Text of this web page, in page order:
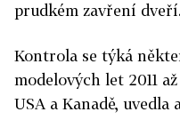
prudkém zavření
Kontrola se týká
modelových let 2011
USA a Kanadě, uvedla